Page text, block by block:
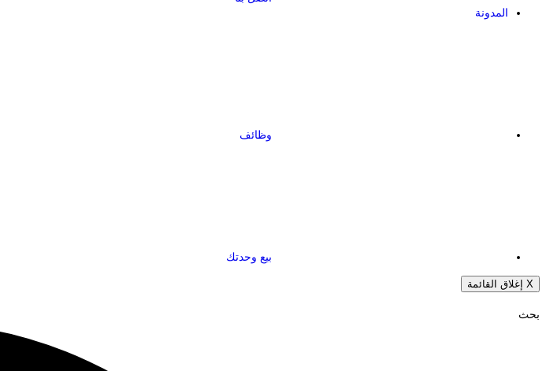
المدونة
وظائف
بيع وحدتك
X إغلاق القائمة
بحث